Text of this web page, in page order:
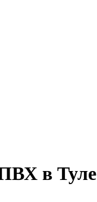
в Туле